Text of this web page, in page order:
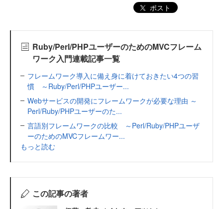
ポスト
Ruby/Perl/PHPユーザーのためのMVCフレーム
ワーク入門連載記事一覧
フレームワーク導入に備え身に着けておきたい4つの習
慣 ～Ruby/Perl/PHPユーザー...
Webサービスの開発にフレームワークが必要な理由 ～
Perl/Ruby/PHPユーザーのた...
言語別フレームワークの比較 ～Perl/Ruby/PHPユーザ
ーのためのMVCフレームワー...
もっと読む
この記事の著者